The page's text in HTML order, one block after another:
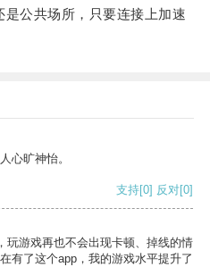
公共场所，只要连接上加速
心旷神怡。
支持[0] 反对[0]
玩游戏再也不会出现卡顿、掉线的情
有了这个app，我的游戏水平提升了